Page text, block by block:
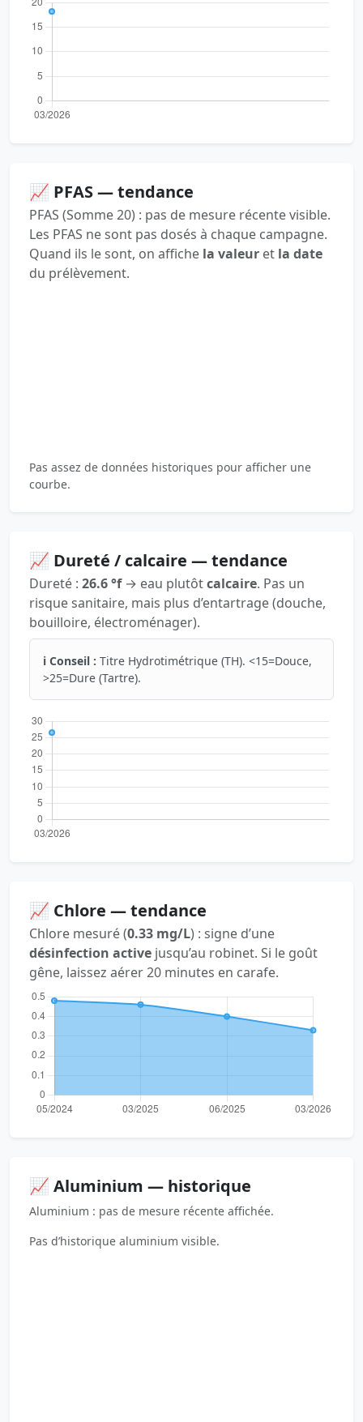
📈 PFAS — tendance
PFAS (Somme 20) : pas de mesure récente visible.
Les PFAS ne sont pas dosés à chaque campagne.
Quand ils le sont, on affiche la valeur et la date
du prélèvement.
Pas assez de données historiques pour afficher une
courbe.
📈 Dureté / calcaire — tendance
Dureté : 26.6 °f→ eau plutôtcalcaire. Pas un
risque sanitaire, mais plus d’entartrage (douche,
bouilloire, électroménager).
ℹ️ Conseil : Titre Hydrotimétrique (TH). <15=Douce,
>25=Dure (Tartre).
📈 Chlore — tendance
Chlore mesuré (0.33 mg/L) : signe d’une
désinfection active jusqu’au robinet. Si le goût
gêne, laissez aérer 20 minutes en carafe.
📈 Aluminium — historique
Aluminium : pas de mesure récente affichée.
Pas d’historique aluminium visible.